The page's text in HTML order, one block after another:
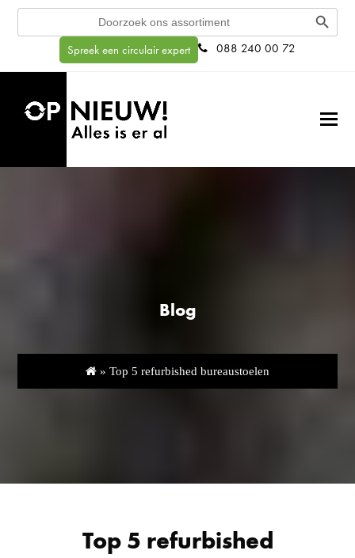
Search
Search Button
Spreek een circulair expert 088 240 00 72
Blog
» Top 5 refurbished bureaustoelen
Top 5 refurbished